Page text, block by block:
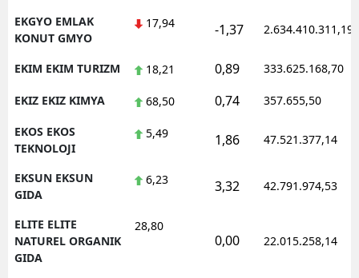
EKGYO EMLAK
KONUT GMYO
17,94 -1,37 2.634.410.311,19
EKIM EKIM TURIZM 18,21 0,89 333.625.168,70
EKIZ EKIZ KIMYA 68,50 0,74 357.655,50
EKOS EKOS
TEKNOLOJI
5,49 1,86 47.521.377,14
EKSUN EKSUN
GIDA
6,23 3,32 42.791.974,53
ELITE ELITE
NATUREL ORGANIK
GIDA
28,80
0,00 22.015.258,14